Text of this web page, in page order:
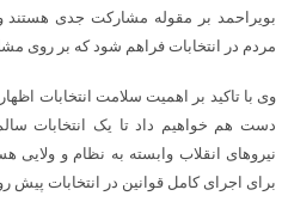
بویراحمد بر مقوله مشارکت جدی هستند
مردم در انتخابات فراهم شود که بر روی
وی با تاکید بر اهمیت سلامت انتخابات
دست هم خواهیم داد تا یک انتخابات
نیروهای انقلاب وابسته به نظام و ولایی
برای اجرای کامل قوانین در انتخابات پیش